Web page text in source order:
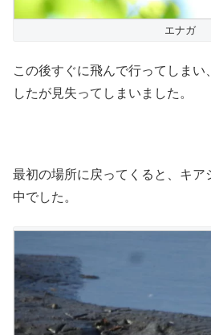
エナガ
この後すぐに飛んで行ってしまい
したが見失ってしまいました。
最初の場所に戻ってくると、キア
中でした。